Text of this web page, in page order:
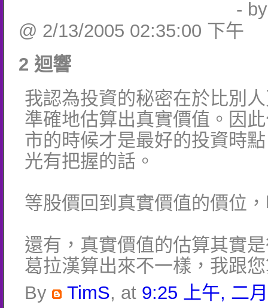
-
@ 2/13/2005 02:35:00 下午
2 迴響
我認為投資的秘密在於比別
準確地估算出真實價值。因
市的時候才是最好的投資時
光有把握的話。
等股價回到真實價值的價位
還有，真實價值的估算其實
葛拉漢算出來不一樣，我跟
By
TimS, at 9:25 上午, 二